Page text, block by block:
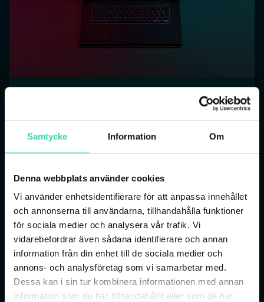
Samtycke Information Om
Denna webbplats använder cookies
Vi använder enhetsidentifierare för att anpassa innehållet
och annonserna till användarna, tillhandahålla funktioner
för sociala medier och analysera vår trafik. Vi
vidarebefordrar även sådana identifierare och annan
information från din enhet till de sociala medier och
annons- och analysföretag som vi samarbetar med.
Dessa kan i sin tur kombinera informationen med annan
information som du har tillhandahållit eller som de har
Vi erbjuder bredband i alla önskbara
hastigheter. Om du ännu inte beställt något
bredbandsabonnemang, klicka in här och kolla
LÄS MER